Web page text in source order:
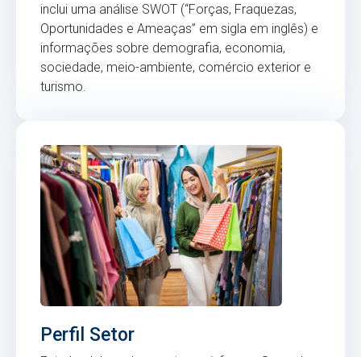
inclui uma análise SWOT (“Forças, Fraquezas,
Oportunidades e Ameaças” em sigla em inglês) e
informações sobre demografia, economia,
sociedade, meio-ambiente, comércio exterior e
turismo.
Perfil Setor